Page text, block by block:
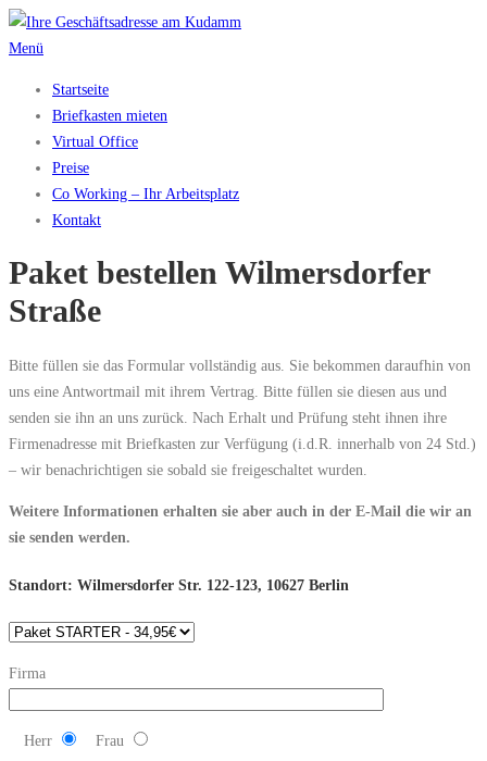
Zum
Inhalt
Menü
Startseite
Briefkasten mieten
Virtual Office
Preise
Co Working – Ihr Arbeitsplatz
Kontakt
Paket bestellen Wilmersdorfer
Straße
Bitte füllen sie das Formular vollständig aus. Sie bekommen daraufhin von
uns eine Antwortmail mit ihrem Vertrag. Bitte füllen sie diesen aus und
senden sie ihn an uns zurück. Nach Erhalt und Prüfung steht ihnen ihre
Firmenadresse mit Briefkasten zur Verfügung (i.d.R. innerhalb von 24 Std.)
– wir benachrichtigen sie sobald sie freigeschaltet wurden.
Weitere Informationen erhalten sie aber auch in der E-Mail die wir an
sie senden werden.
Standort: Wilmersdorfer Str. 122-123, 10627 Berlin
Firma
Herr Frau